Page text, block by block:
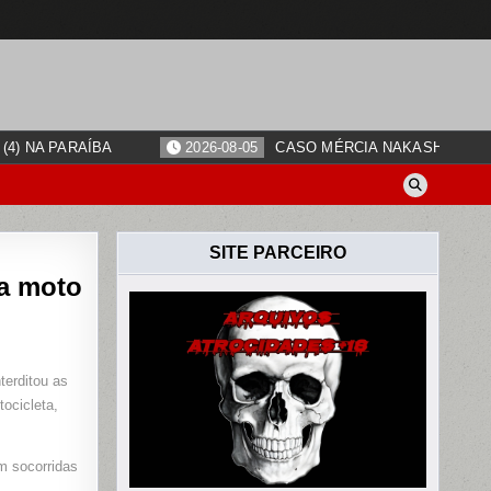
NA PARAÍBA 2026-08-05 CASO MÉRCIA NAKASHIMA:
moto
as
socorridas
SITE PARCEIRO